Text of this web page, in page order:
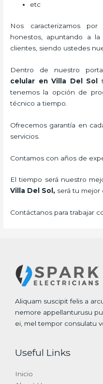
etc
Nos caracterizamos
honestos, apuntando a
clientes, siendo ustedes
Dentro de nuestro
celular en Villa Del Sol
tenemos la opción de
técnico a tiempo.
Ofrecemos garantía en
servicios.
Contamos con años de
El tiempo será nuestro
Villa Del Sol, será tu mejor
Contáctanos para trabajar
Aliquam suscipit felis a
nemore appellanturusu
ei, mel tempor consulatu
Useful Links
Inicio